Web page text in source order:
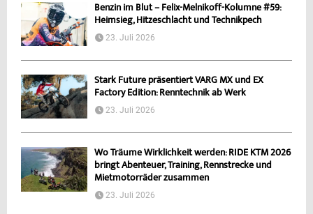
Benzin im Blut – Felix-Melnikoff-Kolumne #59:
Heimsieg, Hitzeschlacht und Technikpech
23. Juli 2026
Stark Future präsentiert VARG MX und EX
Factory Edition: Renntechnik ab Werk
23. Juli 2026
Wo Träume Wirklichkeit werden: RIDE KTM 2026
bringt Abenteuer, Training, Rennstrecke und
Mietmotorräder zusammen
23. Juli 2026